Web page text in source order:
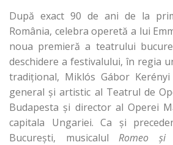
După exact 90 de ani de la
România, celebra operetă a lui
noua premieră a teatrului
deschidere a festivalului, în regia
tradiţional, Miklós Gábor
general şi artistic al Teatrul de
Budapesta şi director al Operei
capitala Ungariei. Ca şi
Bucureşti, musicalul Romeo şi